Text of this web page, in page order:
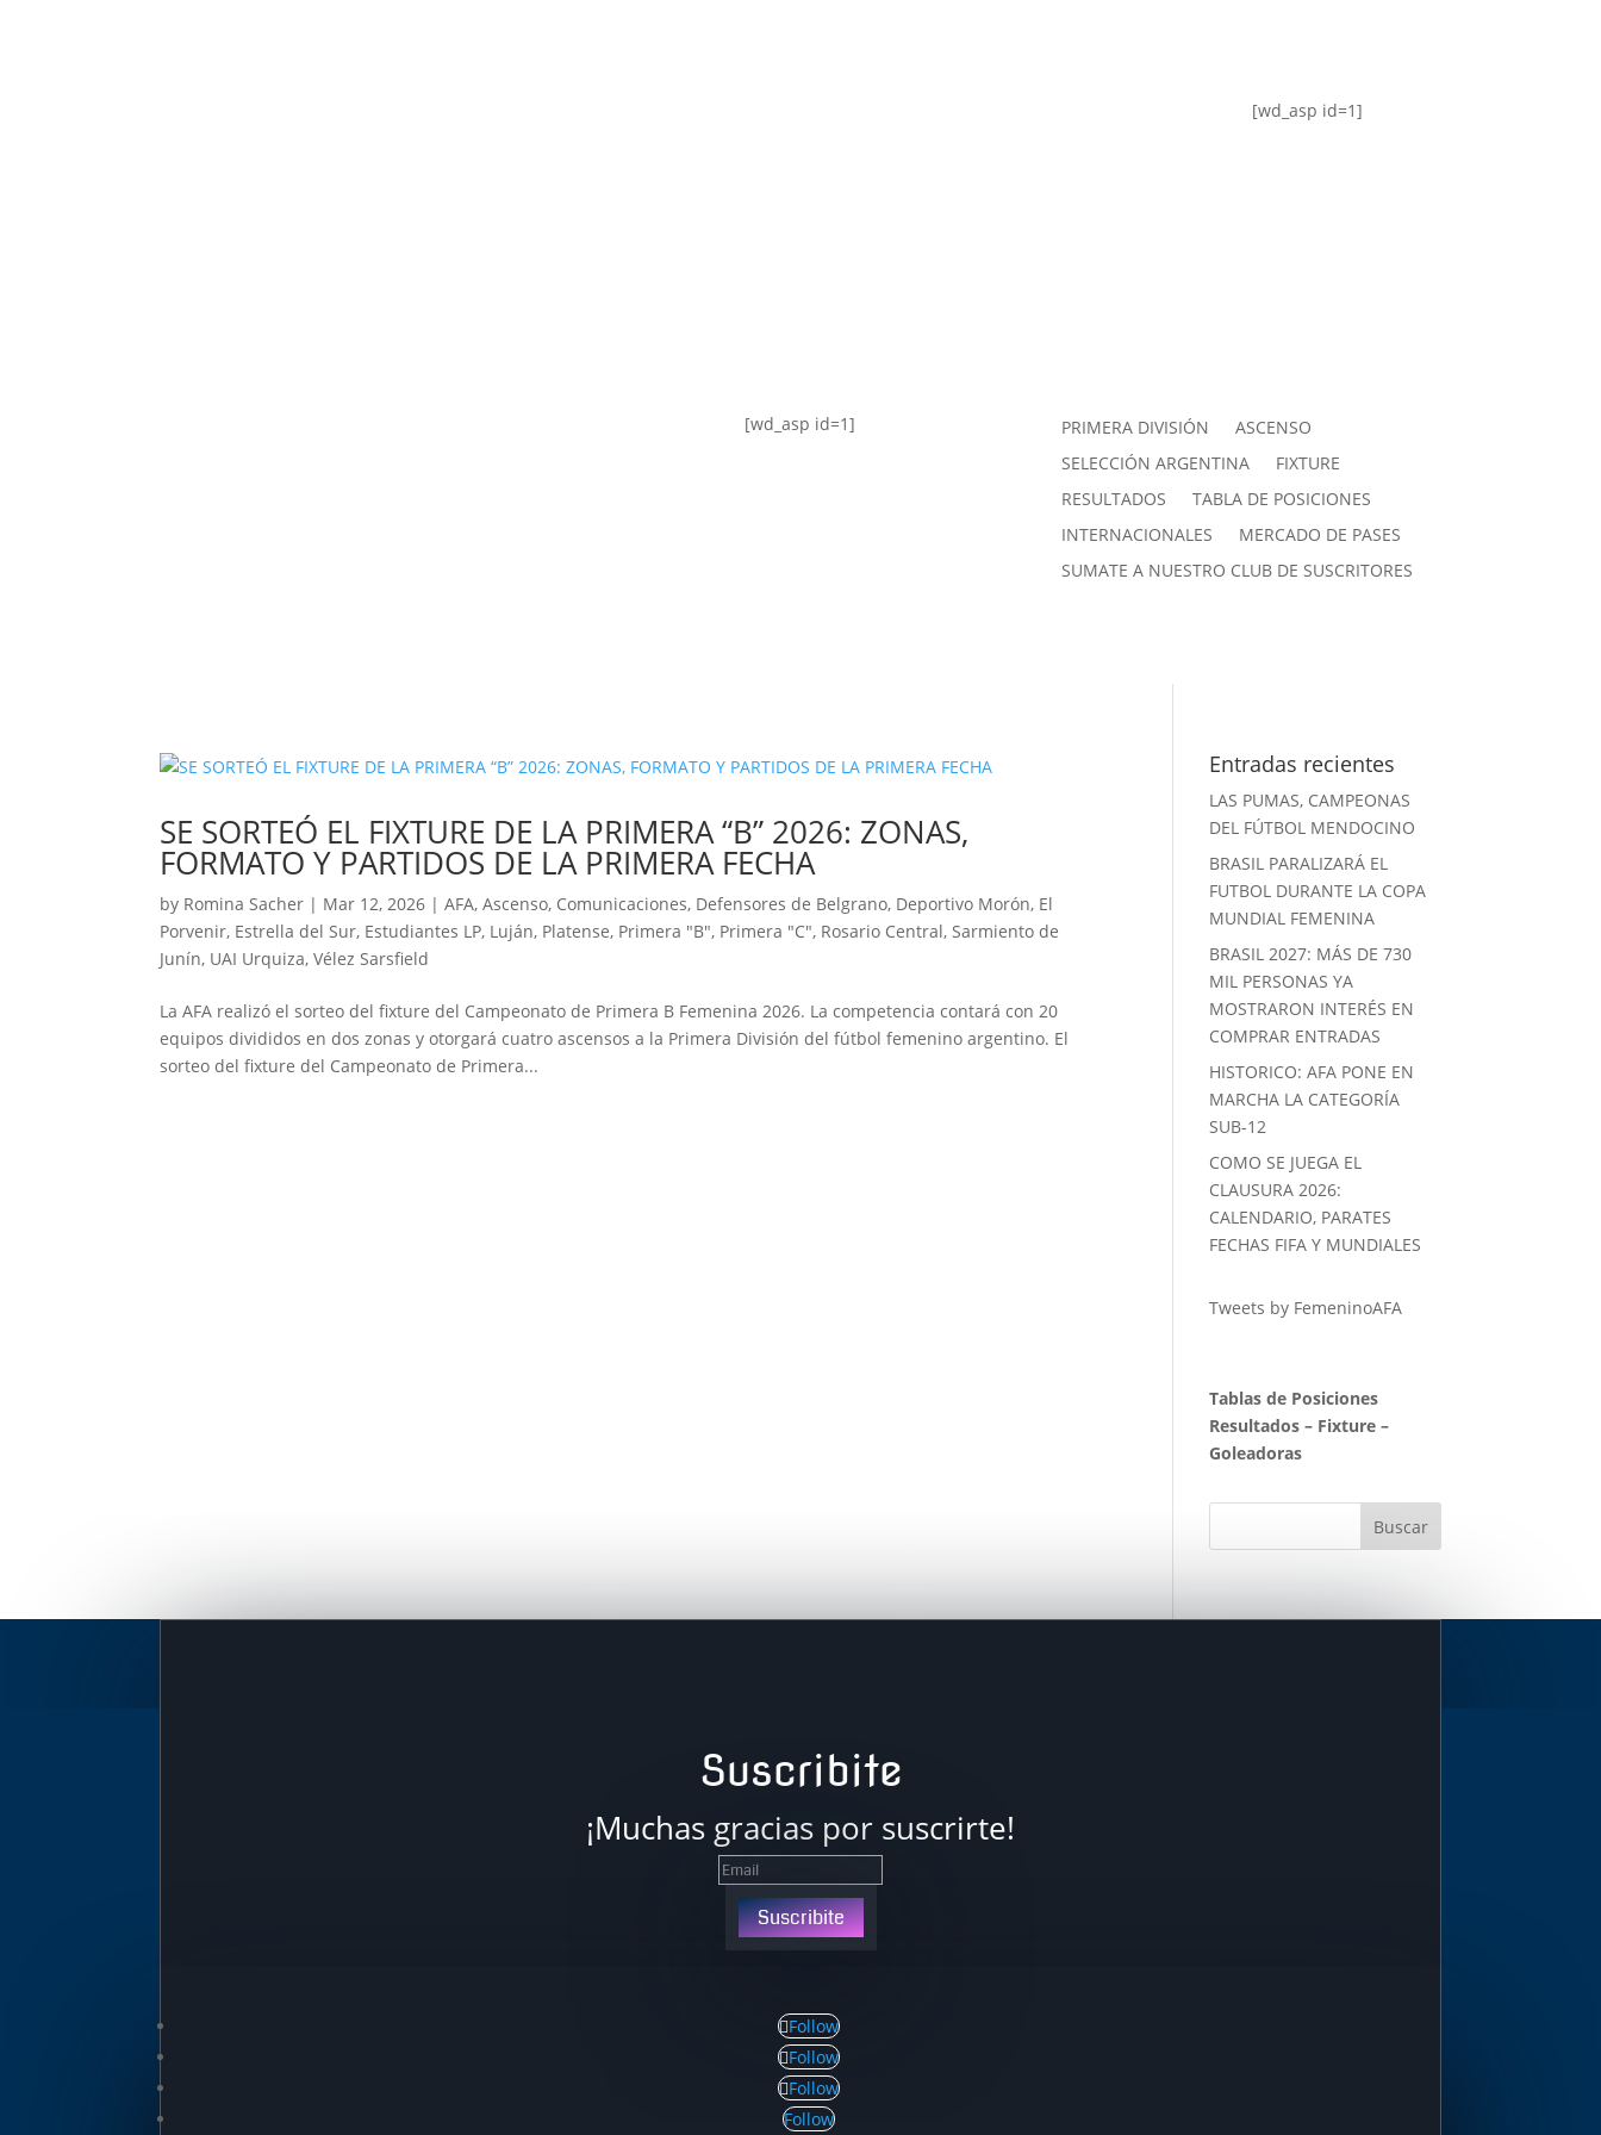
[wd_asp id=1]
[wd_asp id=1] PRIMERA DIVISIÓN
ASCENSO
SELECCIÓN ARGENTINA
FIXTURE
RESULTADOS
TABLA DE POSICIONES
INTERNACIONALES
MERCADO DE PASES
SUMATE A NUESTRO CLUB DE SUSCRITORES
SE SORTEÓ EL FIXTURE DE LA PRIMERA “B” 2026: ZONAS,
FORMATO Y PARTIDOS DE LA PRIMERA FECHA
by Romina Sacher | Mar 12, 2026 |AFA,Ascenso, Comunicaciones, Defensores de Belgrano, Deportivo Morón, El
Porvenir, Estrella del Sur, Estudiantes LP, Luján, Platense, Primera "B", Primera "C", Rosario Central,Sarmiento de
Junín, UAI Urquiza,Vélez Sarsfield
La AFA realizó el sorteo del fixture del Campeonato de Primera B Femenina 2026. La competencia contará con 20
equipos divididos en dos zonas y otorgará cuatro ascensos a la Primera División del fútbol femenino argentino. El
sorteo del fixture del Campeonato de Primera...
Entradas recientes
LAS PUMAS, CAMPEONAS
DEL FÚTBOL MENDOCINO
BRASIL PARALIZARÁ EL
FUTBOL DURANTE LA COPA
MUNDIAL FEMENINA
BRASIL 2027: MÁS DE 730
MIL PERSONAS YA
MOSTRARON INTERÉS EN
COMPRAR ENTRADAS
HISTORICO: AFA PONE EN
MARCHA LA CATEGORÍA
SUB-12
COMO SE JUEGA EL
CLAUSURA 2026:
CALENDARIO, PARATES
FECHAS FIFA Y MUNDIALES
Tweets by FemeninoAFA
Tablas de Posiciones
Resultados – Fixture –
Goleadoras
Suscribite
¡Muchas gracias por suscrirte!
Suscribite
Follow
Follow
Follow
Follow